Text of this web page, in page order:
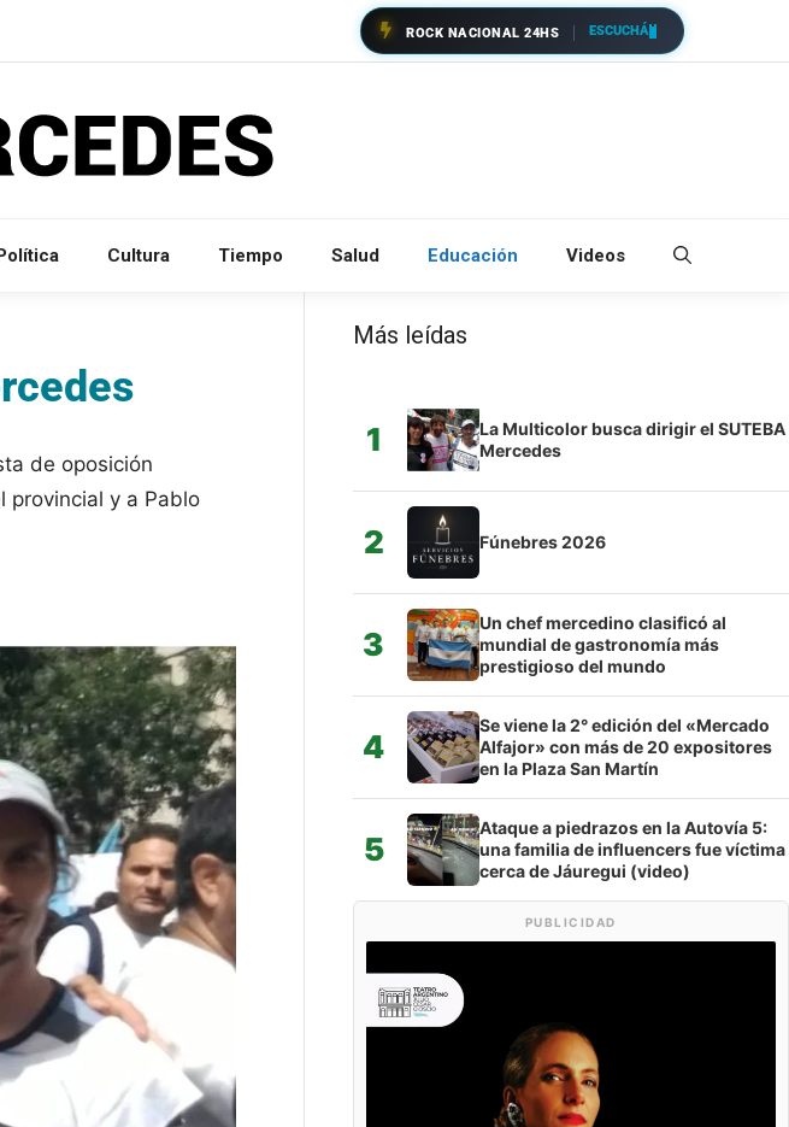
ROCK NACIONAL 24HS ESCUCHÁ
Cultura Tiempo Salud Educación Videos
de oposición
provincial y a Pablo
Más leídas
1
La Multicolor busca dirigir el SUTEBA
Mercedes
2 Fúnebres 2026
3
Un chef mercedino clasificó al
mundial de gastronomía más
prestigioso del mundo
4
Se viene la 2° edición del «Mercado
Alfajor» con más de 20 expositores
en la Plaza San Martín
5
Ataque a piedrazos en la Autovía 5:
una familia de influencers fue víctima
cerca de Jáuregui (video)
PUBLICIDAD